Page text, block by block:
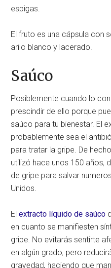
espigas.
El fruto es una cápsula con
arilo blanco y lacerado.
Saúco
Posiblemente cuando lo
prescindir de ello porque
saúco para tu bienestar. El
probablemente sea el
para tratar la gripe. De
utilizó hace unos 150 años,
de gripe para salvar
Unidos.
Elextracto líquido de saúco
en cuanto se manifiesten
gripe. No evitarás sentirte
en algún grado, pero
gravedad, haciendo que